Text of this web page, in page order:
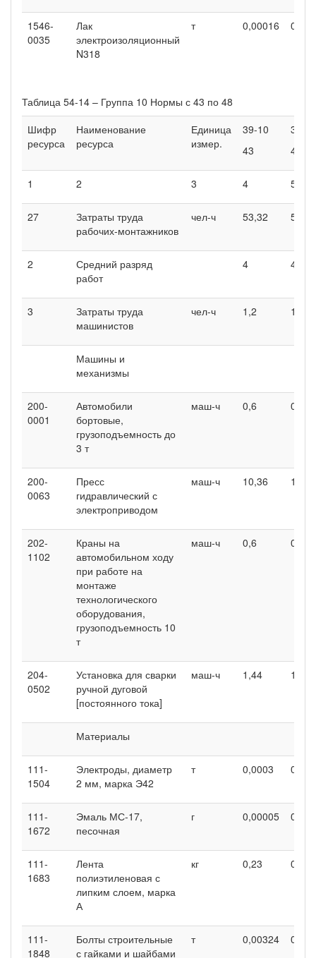
1546-
0035
Лак
электроизоляционный
N318
т 0,00016
Таблица 54-14 – Группа 10 Нормы с 43 по 48
Шифр
ресурса
Наименование
ресурса
Единица
измер.
39-10
43
39-10
44
1 2 3 4 5
27
Затраты труда
рабочих-монтажников
чел-ч 53,32 50,32
2
Средний разряд
работ
4 4
3
Затраты труда
машинистов
чел-ч 1,2 1,2
Машины и
механизмы
200-
0001
Автомобили
бортовые,
грузоподъемность до
3 т
маш-ч 0,6 0,6
200-
0063
Пресс
гидравлический с
электроприводом
маш-ч 10,36 10,36
202-
1102
Краны на
автомобильном ходу
при работе на
монтаже
технологического
оборудования,
грузоподъемность 10
т
маш-ч 0,6 0,6
204-
0502
Установка для сварки
ручной дуговой
[постоянного тока]
маш-ч 1,44 1,44
Материалы
111-
1504
Электроды, диаметр
2 мм, марка Э42
т 0,0003
111-
1672
Эмаль МС-17,
песочная
г 0,00005
111-
1683
Лента
полиэтиленовая с
липким слоем, марка
А
кг 0,23 0,23
111-
1848
Болты строительные
с гайками и шайбами
т 0,00324